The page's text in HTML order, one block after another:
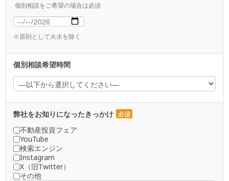
個別相談をご希望の場合は必須
※原則として火水を除く
個別相談希望時間
弊社をお知りになったきっかけ 必須
不動産投資フェア
YouTube
検索エンジン
Instagram
X（旧Twitter）
その他